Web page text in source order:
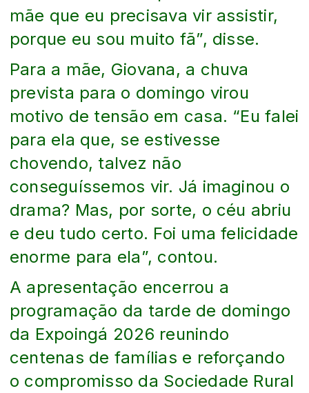
mãe que eu precisava vir assistir,
porque eu sou muito fã”, disse.
Para a mãe, Giovana, a chuva
prevista para o domingo virou
motivo de tensão em casa. “Eu falei
para ela que, se estivesse
chovendo, talvez não
conseguíssemos vir. Já imaginou o
drama? Mas, por sorte, o céu abriu
e deu tudo certo. Foi uma felicidade
enorme para ela”, contou.
A apresentação encerrou a
programação da tarde de domingo
da Expoingá 2026 reunindo
centenas de famílias e reforçando
o compromisso da Sociedade Rural